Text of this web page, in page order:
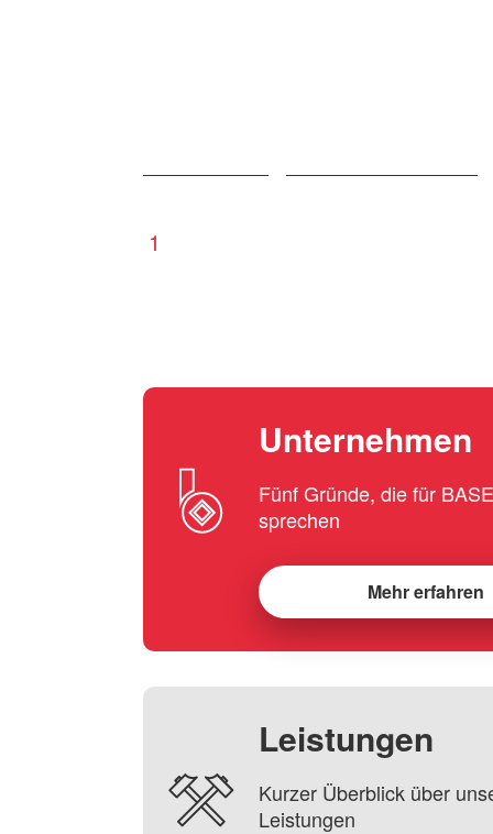
1
Unternehmen
Fünf Gründe, die für
sprechen
Mehr erfahren
Leistungen
Kurzer Überblick über
Leistungen